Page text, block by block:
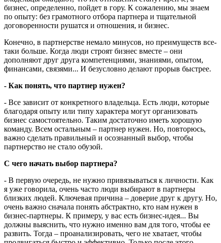
бизнес, определенно, пойдет в гору. К сожалению, мы знаем
по опыту: без грамотного отбора партнера и тщательной
договоренности рушатся и отношения, и бизнес.
Конечно, в партнерстве немало минусов, но преимуществ все-
таки больше. Когда люди строят бизнес вместе – они
дополняют друг друга компетенциями, знаниями, опытом,
финансами, связями... И безусловно делают прорыв быстрее.
- Как понять, что партнер нужен?
- Все зависит от конкретного владельца. Есть люди, которые
благодаря опыту или типу характера могут организовать
бизнес самостоятельно. Таким достаточно иметь хорошую
команду. Всем остальным – партнер нужен. Но, повторюсь,
важно сделать правильный и осознанный выбор, чтобы
партнерство не стало обузой.
С чего начать выбор партнера?
- В первую очередь, не нужно привязываться к личности. Как
я уже говорила, очень часто люди выбирают в партнеры
близких людей. Ключевая причина – доверие друг к другу. Но,
очень важно сначала понять абстрактно, кто нам нужен в
бизнес-партнеры. К примеру, у вас есть бизнес-идея... Вы
должны выяснить, что нужно именно вам для того, чтобы ее
развить. Тогда – проанализировать, чего не хватает, чтобы